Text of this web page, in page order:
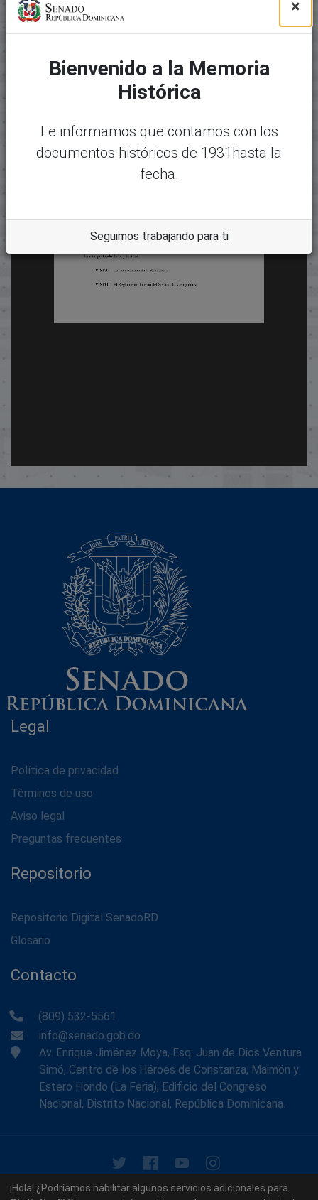
Legal
Política de privacidad
Términos de uso
Aviso legal
Preguntas frecuentes
Repositorio
Repositorio Digital SenadoRD
Glosario
Contacto
(809) 532-5561
info@senado.gob.do
Av. Enrique Jiménez Moya, Esq. Juan de Dios Ventura
Simó, Centro de los Héroes de Constanza, Maimón y
Estero Hondo (La Feria), Edificio del Congreso
Nacional, Distrito Nacional, República Dominicana.
© 2026 - Memoria Histórica del Senado de la República
×
Bienvenido a la Memoria
Histórica
Le informamos que contamos con los
documentos históricos de 1931hasta la
fecha.
Seguimos trabajando para ti
¡Hola! ¿Podríamos habilitar algunos servicios adicionales para